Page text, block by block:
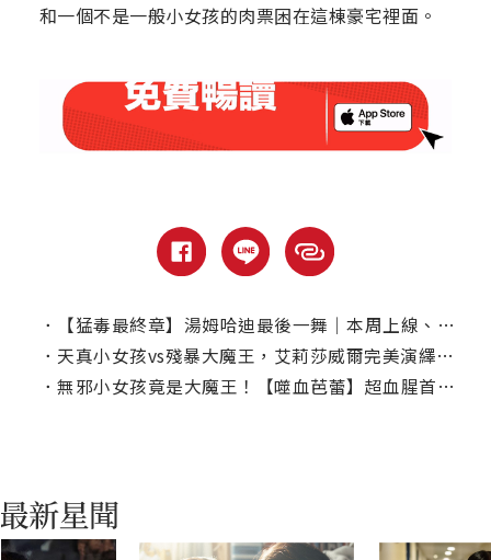
和一個不是一般小女孩的肉票困在這棟豪宅裡面。
．
【猛毒最終章】湯姆哈迪最後一舞｜本周上線、電視首播推薦
． 天真小女孩vs殘暴大魔王，艾莉莎威爾完美演繹【噬血芭蕾】
． 無邪小女孩竟是大魔王！【噬血芭蕾】超血腥首支預告曝光